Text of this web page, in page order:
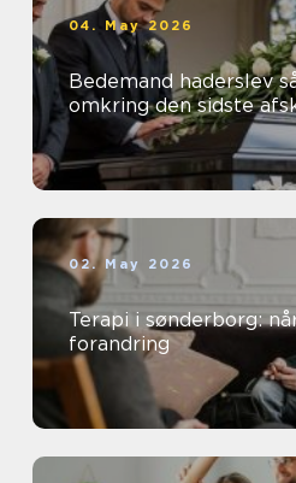
04. May 2026
Bedemand haderslev sådan får du ro
omkring den sidste
02. May 2026
Terapi i sønderborg:
forandring